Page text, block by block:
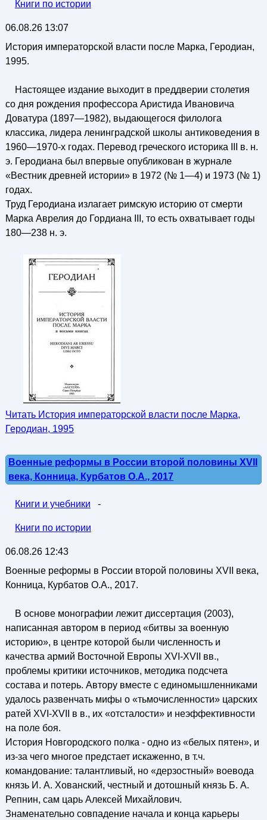
Книги по истории
06.08.26 13:07
История императорской власти после Марка, Геродиан,
1995.
Настоящее издание выходит в преддверии столетия
со дня рождения профессора Аристида Ивановича
Доватура (1897—1982), выдающегося филолога
классика, лидера ленинградской школы антиковедения в
1960—1970-х годах. Перевод греческого историка III в. н.
э. Геродиана был впервые опубликован в журнале
«Вестник древней истории» в 1972 (№ 1—4) и 1973 (№ 1)
годах.
Труд Геродиана излагает римскую историю от смерти
Марка Аврелия до Гордиана III, то есть охватывает годы
180—238 н. э.
Читать История императорской власти после Марка,
Геродиан, 1995
Военные реформы в России второй половины XVII
века, Конница, Курбатов О.А., 2017
Книги и учебники -
Книги по истории
06.08.26 12:43
Военные реформы в России второй половины XVII века,
Конница, Курбатов О.А., 2017.
В основе монографии лежит диссертация (2003),
написанная автором в период «битвы за военную
историю», в центре которой были численность и
качества армий Восточной Европы XVI-XVII вв.,
проблемы критики источников, методика подсчета
состава и потерь. Автору вместе с единомышленниками
удалось развенчать мифы о «тьмочисленности» царских
ратей XVI-XVII в в., их «отсталости» и неэффективности
на поле боя.
История Новгородского полка - одно из «белых пятен», и
из-за чего многое предстает искаженно, в т.ч.
командование: талантливый, но «дерзостный» воевода
князь И. А. Хованский, честный и дотошный князь Б. А.
Репнин, сам царь Алексей Михайлович.
Знаменательно совпадение начала и конца карьеры